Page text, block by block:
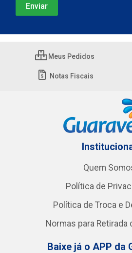
Meus Pedidos
Notas Fiscais
Quem
Política de
Política de Troca e
Normas para Retirada
Baixe já o APP da